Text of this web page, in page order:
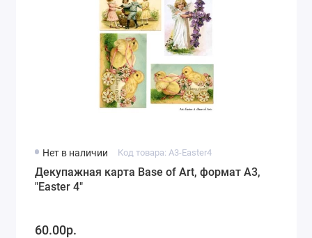
Нет в наличии Код товара: A3-Easter4
Декупажная карта Base of Art, формат А3,
"Easter 4"
60.00р.